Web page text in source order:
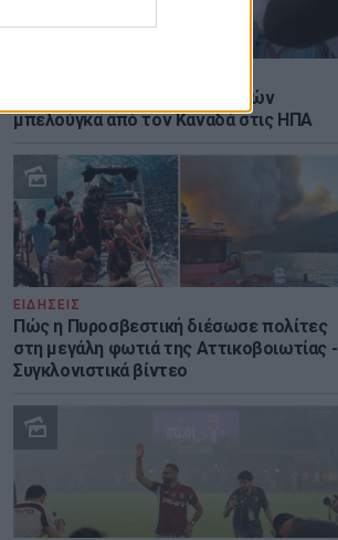
Ιστορική μεταφορά 30 φαλαινών
μπελούγκα από τον Καναδά στις ΗΠΑ
ΕΙΔΗΣΕΙΣ
Πώς η Πυροσβεστική διέσωσε πολίτες
στη μεγάλη φωτιά της Αττικοβοιωτίας -
Συγκλονιστικά βίντεο